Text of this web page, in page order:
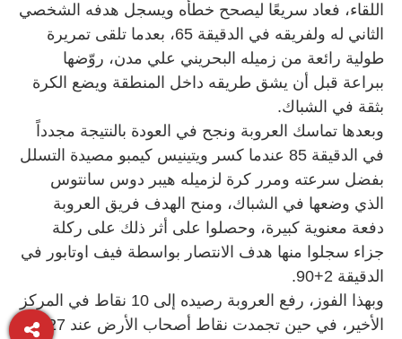
اللقاء، فعاد سريعًا ليصحح خطأه ويسجل هدفه الشخصي
الثاني له ولفريقه في الدقيقة 65، بعدما تلقى تمريرة
طولية رائعة من زميله البحريني علي مدن، روّضها
ببراعة قبل أن يشق طريقه داخل المنطقة ويضع الكرة
بثقة في الشباك.
وبعدها تماسك العروبة ونجح في العودة بالنتيجة مجدداً
في الدقيقة 85 عندما كسر ويتينيس كيمبو مصيدة التسلل
بفضل سرعته ومرر كرة لزميله هيبر دوس سانتوس
الذي وضعها في الشباك، ومنح الهدف فريق العروبة
دفعة معنوية كبيرة، وحصلوا على أثر ذلك على ركلة
جزاء سجلوا منها هدف الانتصار بواسطة فيف اوتابور في
الدقيقة 2+90.
وبهذا الفوز، رفع العروبة رصيده إلى 10 نقاط في المركز
الأخير، في حين تجمدت نقاط أصحاب الأرض عند 27